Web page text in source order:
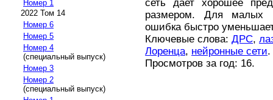
Номер 1
2022 Том 14
Номер 6
Номер 5
Номер 4
(специальный выпуск)
Номер 3
Номер 2
(специальный выпуск)
сеть дает хорошее
размером. Для малых
ошибка быстро
Ключевые слова: ДРС,
Лоренца, нейронные сети.
Просмотров за год: 16.